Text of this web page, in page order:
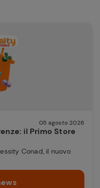
05 agosto 2026
il Primo Store
Conad, il nuovo